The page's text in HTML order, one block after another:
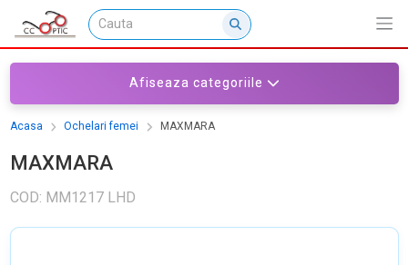
Afiseaza categoriile
Acasa Ochelari femei MAXMARA
MAXMARA
COD: MM1217 LHD